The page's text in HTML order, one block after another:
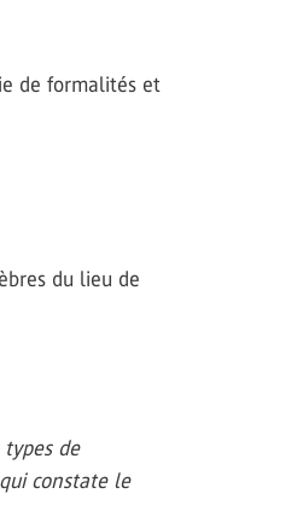
de formalités et
du lieu de
de
constate le